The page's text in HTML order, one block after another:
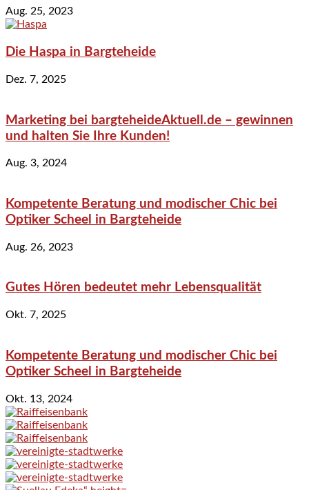
Aug. 25, 2023
Die Haspa in Bargteheide
Dez. 7, 2025
Marketing bei bargteheideAktuell.de – gewinnen
und halten Sie Ihre Kunden!
Aug. 3, 2024
Kompetente Beratung und modischer Chic bei
Optiker Scheel in Bargteheide
Aug. 26, 2023
Gutes Hören bedeutet mehr Lebensqualität
Okt. 7, 2025
Kompetente Beratung und modischer Chic bei
Optiker Scheel in Bargteheide
Okt. 13, 2024